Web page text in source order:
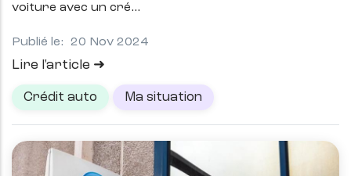
voiture avec un cré
Publié le: 20 Nov 2024
Lire l'article
Crédit auto Ma situation